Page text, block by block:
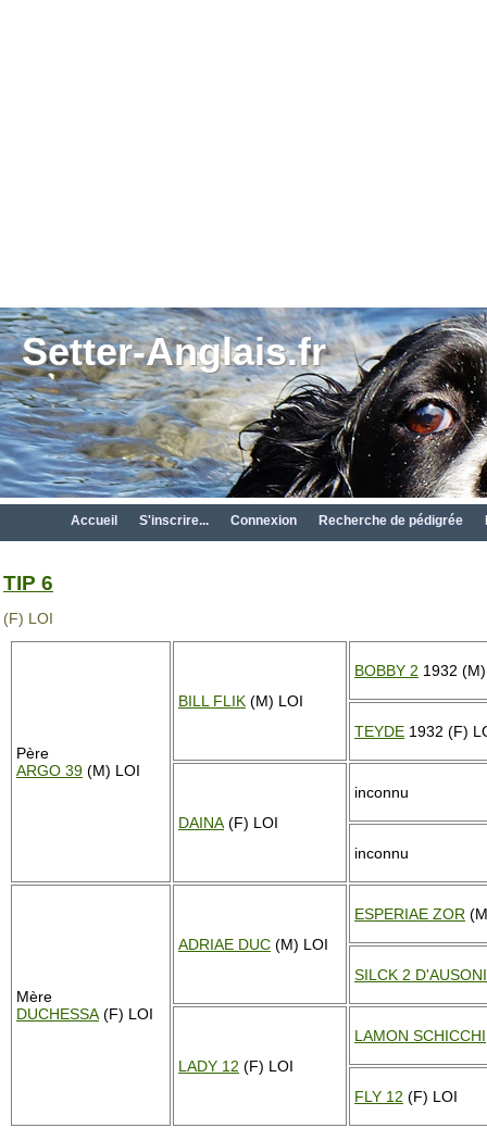
Setter-Anglais.fr
Accueil S'inscrire... Connexion Recherche de pédigrée
TIP 6
(F) LOI
Père
ARGO 39 (M) LOI
BILL FLIK (M) LOI
BOBBY 2 1932
TEYDE 1932 (F)
DAINA (F) LOI
inconnu
inconnu
Mère
DUCHESSA (F) LOI
ADRIAE DUC (M) LOI
ESPERIAE ZOR
SILCK 2
LADY 12 (F) LOI
LAMON SCHICCHI
FLY 12 (F) LOI